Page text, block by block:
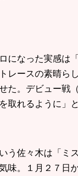
なった実感は
レースの素晴ら
た。デビュー戦
取れるように」
佐々木は「ミ
。１月２７日